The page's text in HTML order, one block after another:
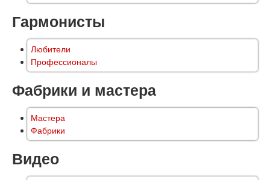
Гармонисты
Любители
Профессионалы
Фабрики и мастера
Мастера
Фабрики
Видео